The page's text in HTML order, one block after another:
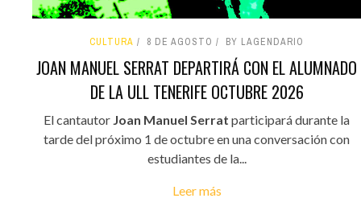
CULTURA 8 DE AGOSTO BY LAGENDARIO
JOAN MANUEL SERRAT DEPARTIRÁ CON EL ALUMNADO
DE LA ULL TENERIFE OCTUBRE 2026
El cantautor Joan Manuel Serrat participará durante la
tarde del próximo 1 de octubre en una conversación con
estudiantes de la...
Leer más